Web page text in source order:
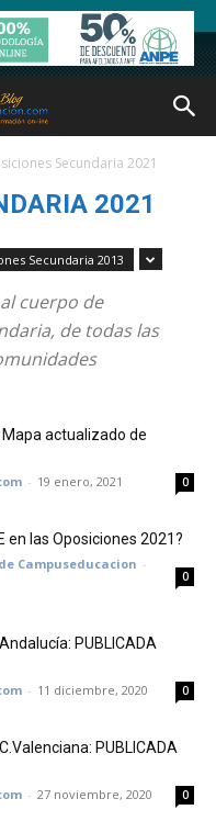
Secundaria 2021
2021
Secundaria 2013
cuerpo de
de todas las
actualizado de
- 19 enero, 2021 0
en las Oposiciones 2021?
Campuseducacion -
0
PUBLICADA
- 11 diciembre, 2020 0
PUBLICADA
- 27 noviembre, 2020 0